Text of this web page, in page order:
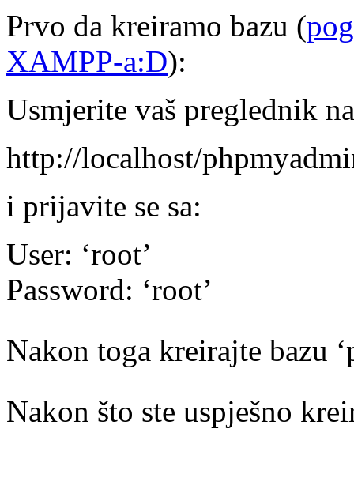
Prvo da kreiramo bazu (
XAMPP-a:D):
Usmjerite vaš preglednik
http://localhost/
i prijavite se sa:
User: ‘root’
Password: ‘root’
Nakon toga kreirajte bazu
Nakon što ste uspješno